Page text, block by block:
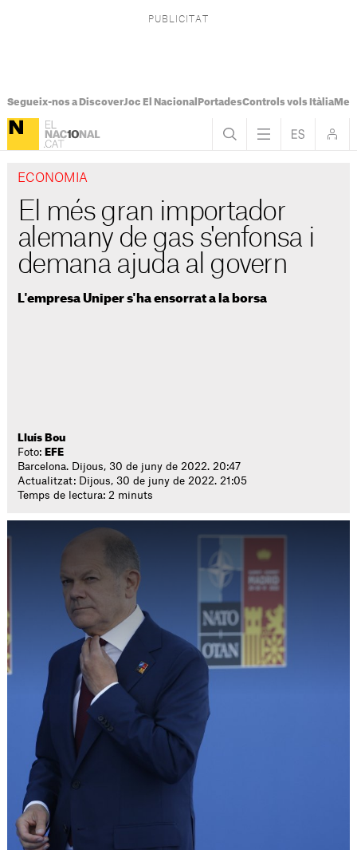
Segueix-nos a DiscoverJoc El Nacional PortadesControls vols Itàlia
ECONOMIA
El més gran importador
alemany de gas s'enfonsa i
demana ajuda al govern
L'empresa Uniper s'ha ensorrat a la borsa
Lluís Bou
Foto: EFE
Barcelona. Dijous, 30 de juny de 2022. 20:47
Actualitzat: Dijous, 30 de juny de 2022. 21:05
Temps de lectura: 2 minuts